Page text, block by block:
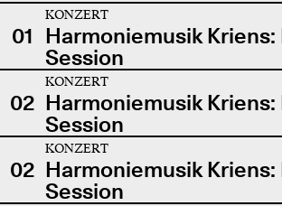
01
KONZERT
Harmoniemusik Kriens:
Session
02
KONZERT
Harmoniemusik Kriens:
Session
02
KONZERT
Harmoniemusik Kriens:
Session